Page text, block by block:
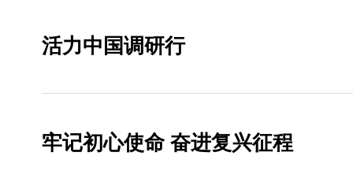
活力中国调研行
牢记初心使命 奋进复兴征程